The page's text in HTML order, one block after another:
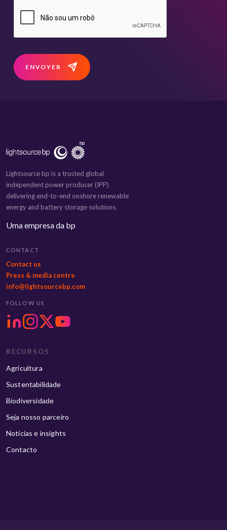
ENVOYER
Lightsource bp is a trusted global
independent power producer (IPP)
delivering end-to-end onshore renewable
energy and battery storage solutions.
Uma empresa da bp
CONTACT
Contact us
Press & media centre
info@lightsourcebp.com
FOLLOW US
RECURSOS
Agricultura
Sustentabilidade
Biodiversidade
Seja nosso parceiro
Notícias e insights
Contacto